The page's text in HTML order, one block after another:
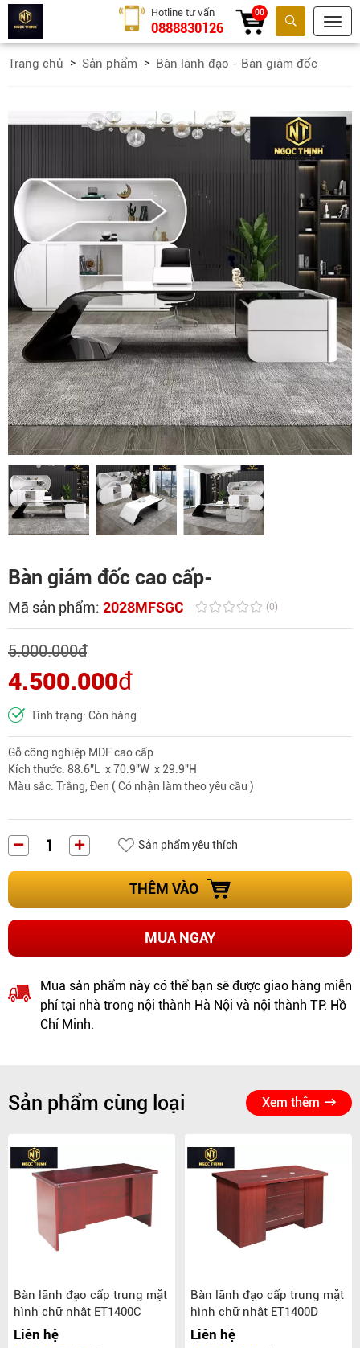
Tìm kiếm
Hotline tư vấn
0888830126
00
Trang chủ Sản phẩm Bàn lãnh đạo - Bàn giám đốc
Bàn giám đốc cao cấp-
Mã sản phẩm: 2028MFSGC (0)
5.000.000đ
4.500.000đ
Tình trạng: Còn hàng
Gỗ công nghiệp MDFcao cấp
Kích thước: 88.6"L x 70.9"W x 29.9"H
Màu sắc: Trắng, Đen ( Có nhận làm theo yêu cầu )
Sản phẩm yêu thích
THÊM VÀO
MUA NGAY
Mua sản phẩm này có thể bạn sẽ được giao hàng miễn
phí tại nhà trong nội thành Hà Nội và nội thành TP. Hồ
Chí Minh.
Sản phẩm cùng loại Xem thêm
Bàn lãnh đạo cấp trung mặt
hình chữ nhật ET1400C
Liên hệ
Bàn lãnh đạo cấp trung mặt
hình chữ nhật ET1400D
Liên hệ